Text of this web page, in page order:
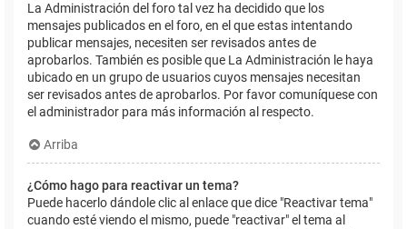
La Administración del foro tal vez ha decidido que los
mensajes publicados en el foro, en el que estas intentando
publicar mensajes, necesiten ser revisados antes de
aprobarlos. También es posible que La Administración le haya
ubicado en un grupo de usuarios cuyos mensajes necesitan
ser revisados antes de aprobarlos. Por favor comuníquese con
el administrador para más información al respecto.
Arriba
¿Cómo hago para reactivar un tema?
Puede hacerlo dándole clic al enlace que dice "Reactivar tema"
cuando esté viendo el mismo, puede "reactivar" el tema al